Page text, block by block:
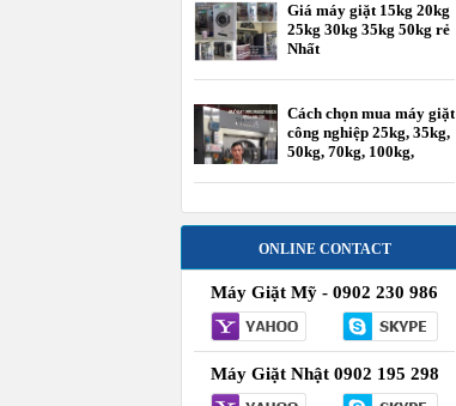
Giá máy giặt 15kg 20kg
25kg 30kg 35kg 50kg rẻ
Nhất
Cách chọn mua máy giặt
công nghiệp 25kg, 35kg,
50kg, 70kg, 100kg,
ONLINE CONTACT
Máy Giặt Mỹ - 0902 230 986
Máy Giặt Nhật 0902 195 298